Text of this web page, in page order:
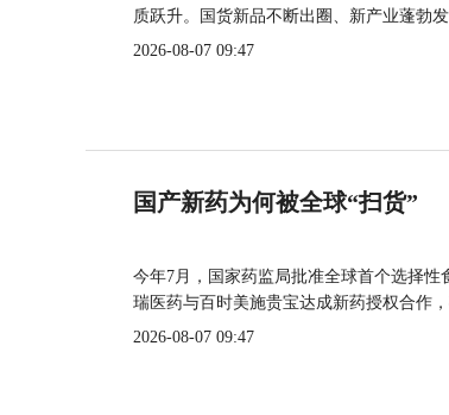
质跃升。国货新品不断出圈、新产业蓬勃
2026-08-07 09:47
国产新药为何被全球“扫货”
今年7月，国家药监局批准全球首个选择
瑞医药与百时美施贵宝达成新药授权合作
2026-08-07 09:47